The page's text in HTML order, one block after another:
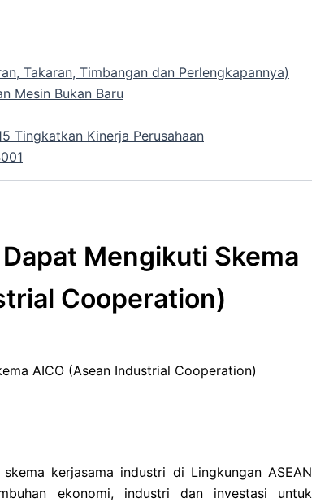
Takaran, Timbangan dan Perlengkapannya)
Mesin Bukan Baru
Tingkatkan Kinerja Perusahaan
Mengikuti Skema
Cooperation)
AICO (Asean Industrial Cooperation)
kerjasama industri di Lingkungan ASEAN
ekonomi, industri dan investasi untuk